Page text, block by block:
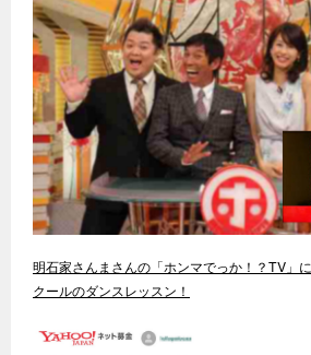
明石家さんまさんの「ホンマでっか！？TV」
クールのダンスレッスン！